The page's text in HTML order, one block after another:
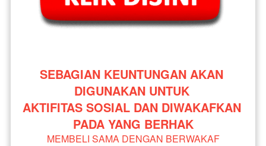
SEBAGIAN KEUNTUNGAN AKAN
DIGUNAKAN UNTUK
AKTIFITAS SOSIAL DAN DIWAKAFKAN
PADA YANG BERHAK
MEMBELI SAMA DENGAN BERWAKAF